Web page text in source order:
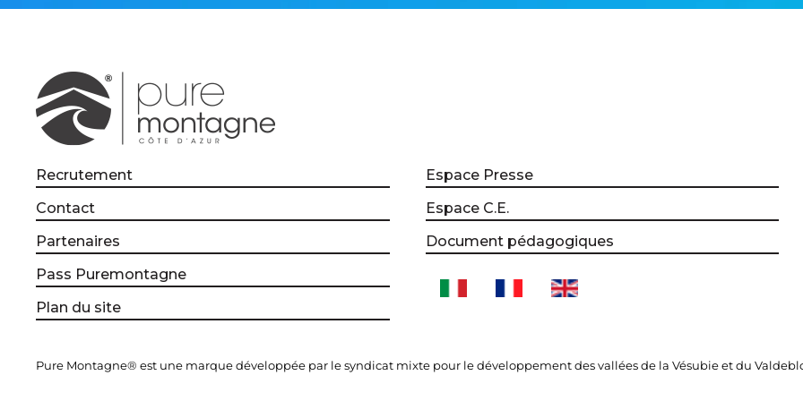
Recrutement
Contact
Partenaires
Pass Puremontagne
Plan du site
Espace Presse
Espace C.E.
Document pédagogiques
Pure Montagne® est une marque développée par le syndicat mixte pour le développement des vallées de la Vésubie et du